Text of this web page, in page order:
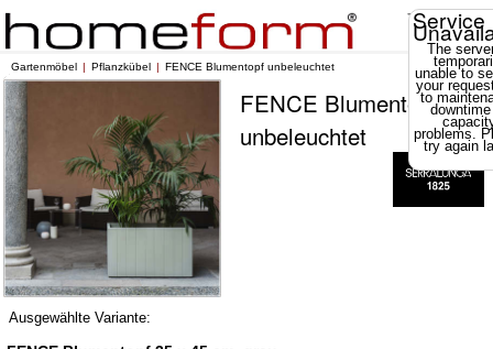
Service
The
unable to
your
to
problems.
try again
Gartenmöbel Pflanzkübel FENCE Blumentopf unbeleuchtet
FENCE Blumentopf
unbeleuchtet
Ausgewählte Variante: